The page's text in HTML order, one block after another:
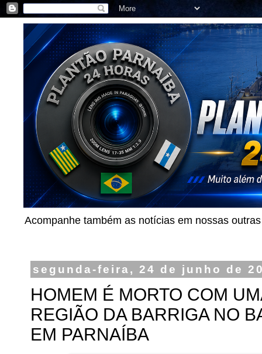
Acompanhe também as notícias em nossas
segunda-feira, 24 de junho de
HOMEM É MORTO COM
REGIÃO DA BARRIGA NO
EM PARNAÍBA